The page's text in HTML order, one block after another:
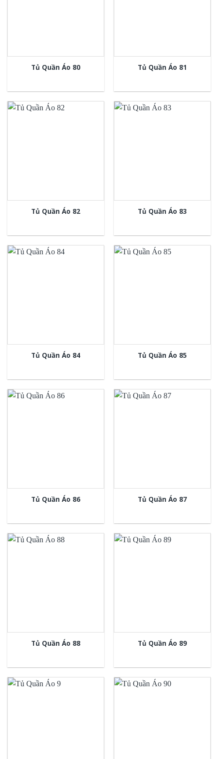
Tủ Quần Áo 80 Tủ Quần Áo 81
Tủ Quần Áo 82 Tủ Quần Áo 83
Tủ Quần Áo 84 Tủ Quần Áo 85
Tủ Quần Áo 86 Tủ Quần Áo 87
Tủ Quần Áo 88 Tủ Quần Áo 89